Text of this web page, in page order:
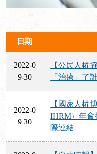
日期
2022-0
9-30
【公民人權
「治療」了
2022-0
9-30
【國家人權
IHRM）年
際連結